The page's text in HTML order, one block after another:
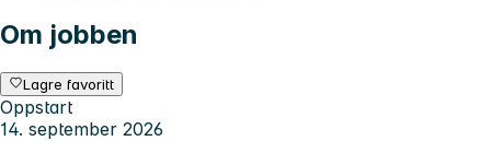
Om jobben
Lagre favoritt
Oppstart
14. september 2026